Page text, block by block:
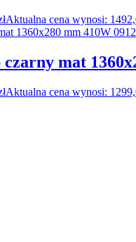
Aktualna cena wynosi:
mat
Aktualna cena wynosi: